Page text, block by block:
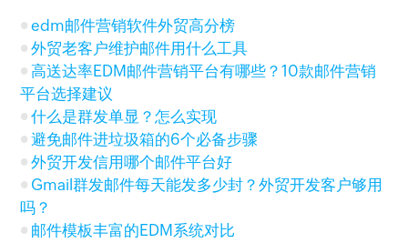
edm邮件营销软件外贸高分榜
外贸老客户维护邮件用什么工具
高送达率EDM邮件营销平台有哪些？10款邮件营销
平台选择建议
什么是群发单显？怎么实现
避免邮件进垃圾箱的6个必备步骤
外贸开发信用哪个邮件平台好
Gmail群发邮件每天能发多少封？外贸开发客户够用
吗？
邮件模板丰富的EDM系统对比